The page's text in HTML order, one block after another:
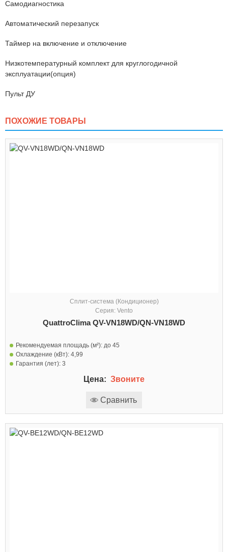
Самодиагностика
Автоматический перезапуск
Таймер на включение и отключение
Низкотемпературный комплект для круглогодичной
эксплуатации(опция)
Пульт ДУ
ПОХОЖИЕ ТОВАРЫ
Сплит-система (Кондиционер)
Серия: Vento
QuattroClima QV-VN18WD/QN-VN18WD
Рекомендуемая площадь (м²): до 45
Охлаждение (кВт): 4,99
Гарантия (лет): 3
Цена: Звоните
Сравнить